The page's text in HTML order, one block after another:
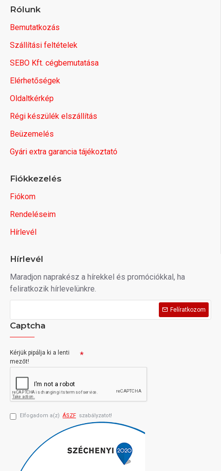
Rólunk
Bemutatkozás
Szállítási feltételek
SEBO Kft. cégbemutatása
Elérhetőségek
Oldaltkérkép
Régi készülék elszállítás
Beüzemelés
Gyári extra garancia tájékoztató
Fiókkezelés
Fiókom
Rendeléseim
Hírlevél
Hírlevél
Maradjon naprakész a hírekkel és promóciókkal, ha
feliratkozik hírlevelünkre.
Felíratkozom
Captcha
Kérjük pipálja ki a lenti
mezőt!
Elfogadom a(z) ÁSZF szabályzatot!